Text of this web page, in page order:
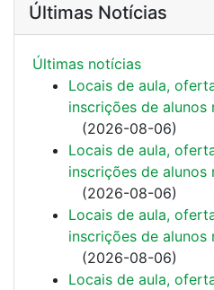
Últimas Notícias
Últimas notí­cias
Locais de aula,
inscrições de alunos
(2026-08-06)
Locais de aula,
inscrições de alunos
(2026-08-06)
Locais de aula,
inscrições de alunos
(2026-08-06)
Locais de aula,